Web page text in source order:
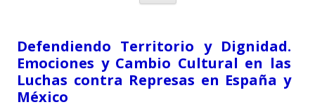
Defendiendo Territorio y Dignidad.
Emociones y Cambio Cultural en las
Luchas contra Represas en España y
México